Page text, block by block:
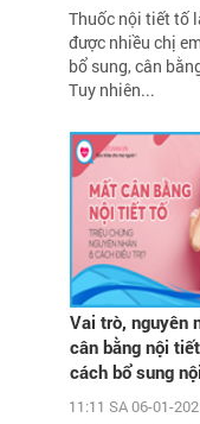
Thuốc nội tiết tố
được nhiều chị
bổ sung, cân
Tuy nhiên...
Vai trò, nguyên
cân bằng nội
cách bổ sung
hiệu quả
11:11 SA 06-01-